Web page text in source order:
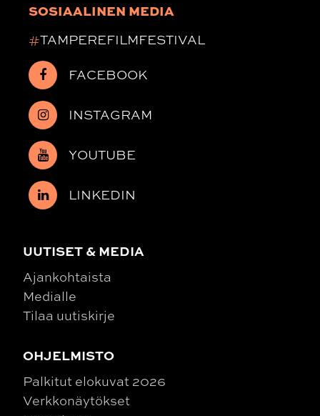
SOSIAALINEN MEDIA
#TAMPEREFILMFESTIVAL
FACEBOOK
INSTAGRAM
YOUTUBE
LINKEDIN
UUTISET & MEDIA
Ajankohtaista
Medialle
Tilaa uutiskirje
OHJELMISTO
Palkitut elokuvat 2026
Verkkonäytökset